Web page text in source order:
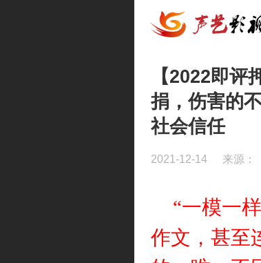
【2022即评
捐，伤害的
社会信任
2021-12-14 来源：
“一模一
作文，甚至